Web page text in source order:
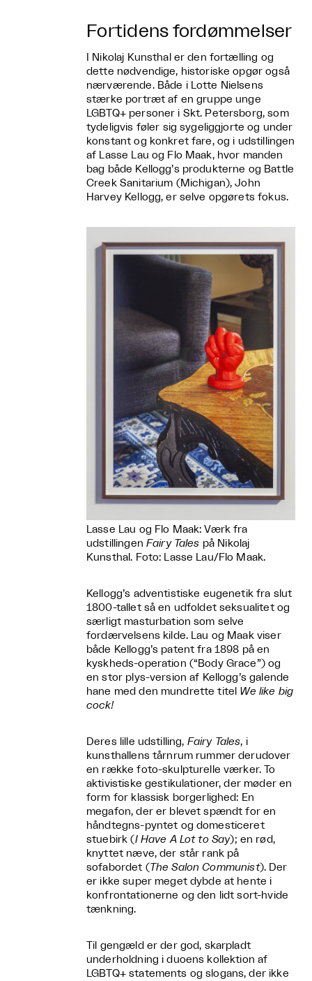
Fortidens fordømmelser
I Nikolaj Kunsthal er den fortælling og
dette nødvendige, historiske opgør også
nærværende. Både i Lotte Nielsens
stærke portræt af en gruppe unge
LGBTQ+ personer i Skt. Petersborg, som
tydeligvis føler sig sygeliggjorte og under
konstant og konkret fare, og i udstillingen
af Lasse Lau og Flo Maak, hvor manden
bag både Kellogg’s produkterne og Battle
Creek Sanitarium (Michigan), John
Harvey Kellogg, er selve opgørets fokus.
Lasse Lau og Flo Maak: Værk fra
udstillingen Fairy Tales på Nikolaj
Kunsthal. Foto: Lasse Lau/Flo Maak.
Kellogg’s adventistiske eugenetik fra slut
1800-tallet så en udfoldet seksualitet og
særligt masturbation som selve
fordærvelsens kilde. Lau og Maak viser
både Kellogg’s patent fra 1898 på en
kyskheds-operation (“Body Grace”) og
en stor plys-version af Kellogg’s galende
hane med den mundrette titel We like big
cock!
Deres lille udstilling, Fairy Tales, i
kunsthallens tårnrum rummer derudover
en række foto-skulpturelle værker. To
aktivistiske gestikulationer, der møder en
form for klassisk borgerlighed: En
megafon, der er blevet spændt for en
håndtegns-pyntet og domesticeret
stuebirk ( I Have A Lot to Say); en rød,
knyttet næve, der står rank på
sofabordet ( The Salon Communist). Der
er ikke super meget dybde at hente i
konfrontationerne og den lidt sort-hvide
tænkning.
Til gengæld er der god, skarpladt
underholdning i duoens kollektion af
LGBTQ+ statements og slogans, der ikke